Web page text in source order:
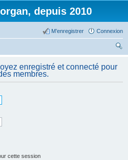
depuis 2010
Connexion
M’enregistrer
her
ch
enregistré et connecté pour
membres.
cette session